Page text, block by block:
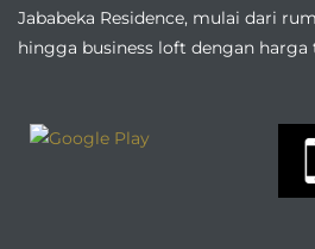
Jababeka Residence, mulai dari
hingga business loft dengan harga